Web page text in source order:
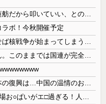
ラボ！今秋開催予定